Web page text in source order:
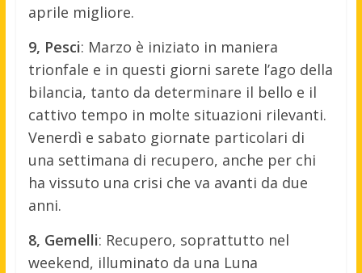
aprile migliore.
9, Pesci: Marzo è iniziato in maniera
trionfale e in questi giorni sarete l’ago della
bilancia, tanto da determinare il bello e il
cattivo tempo in molte situazioni rilevanti.
Venerdì e sabato giornate particolari di
una settimana di recupero, anche per chi
ha vissuto una crisi che va avanti da due
anni.
8, Gemelli: Recupero, soprattutto nel
weekend, illuminato da una Luna